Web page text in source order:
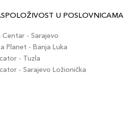
U POSLOVNICAMA
Centar - Sarajevo
Planet - Banja Luka
- Tuzla
- Sarajevo Ložionička